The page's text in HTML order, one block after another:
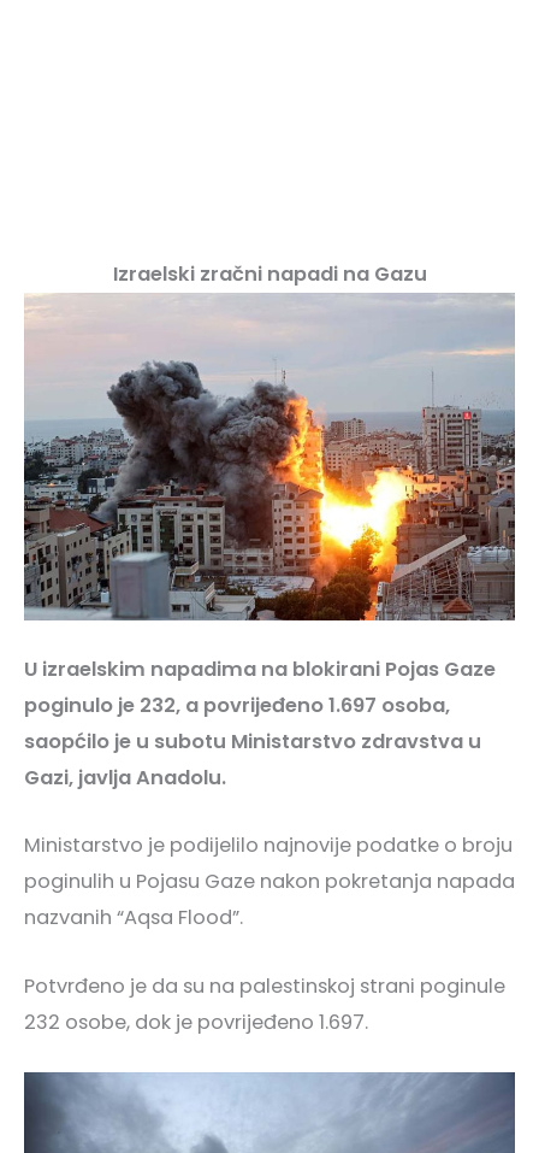
Izraelski zračni napadi na Gazu
U izraelskim napadima na blokirani Pojas Gaze
poginulo je 232, a povrijeđeno 1.697 osoba,
saopćilo je u subotu Ministarstvo zdravstva u
Gazi, javlja Anadolu.
Ministarstvo je podijelilo najnovije podatke o broju
poginulih u Pojasu Gaze nakon pokretanja napada
nazvanih “Aqsa Flood”.
Potvrđeno je da su na palestinskoj strani poginule
232 osobe, dok je povrijeđeno 1.697.